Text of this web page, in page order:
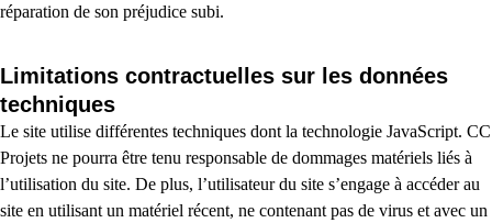
réparation de son préjudice subi.
Limitations contractuelles sur les données
techniques
Le site utilise différentes techniques dont la technologie JavaScript. CC
Projets ne pourra être tenu responsable de dommages matériels liés à
l’utilisation du site. De plus, l’utilisateur du site s’engage à accéder au
site en utilisant un matériel récent, ne contenant pas de virus et avec un